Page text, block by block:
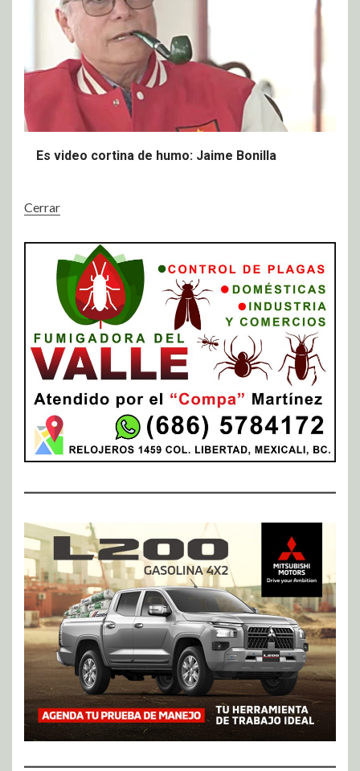
Es video cortina de humo: Jaime Bonilla
Cerrar